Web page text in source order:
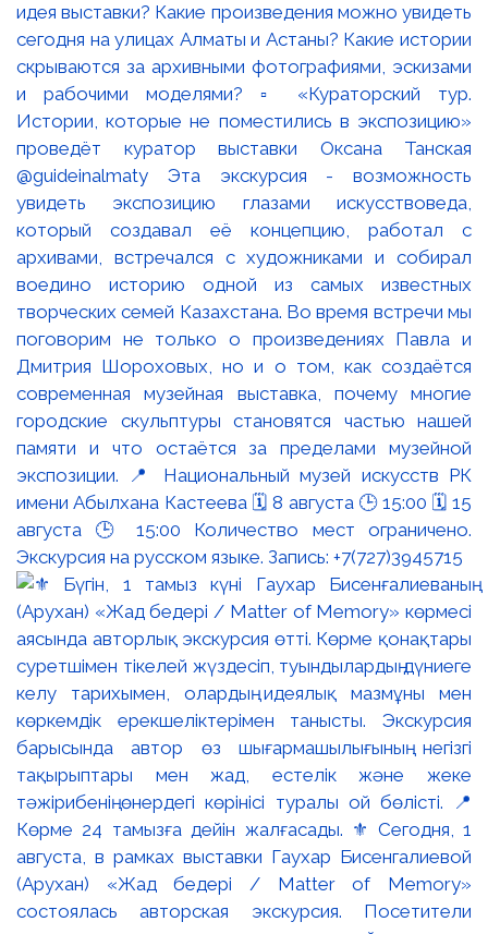
идея выставки? Какие произведения можно увидеть
сегодня на улицах Алматы и Астаны? Какие истории
скрываются за архивными фотографиями, эскизами
и рабочими моделями? ▫️ «Кураторский тур.
Истории, которые не поместились в экспозицию»
проведёт куратор выставки Оксана Танская
@guideinalmaty Эта экскурсия - возможность
увидеть экспозицию глазами искусствоведа,
который создавал её концепцию, работал с
архивами, встречался с художниками и собирал
воедино историю одной из самых известных
творческих семей Казахстана. Во время встречи мы
поговорим не только о произведениях Павла и
Дмитрия Шороховых, но и о том, как создаётся
современная музейная выставка, почему многие
городские скульптуры становятся частью нашей
памяти и что остаётся за пределами музейной
экспозиции. 📍 Национальный музей искусств РК
имени Абылхана Кастеева 🗓 8 августа 🕒 15:00 🗓 15
августа 🕒 15:00 Количество мест ограничено.
Экскурсия на русском языке. Запись: +7(727)3945715